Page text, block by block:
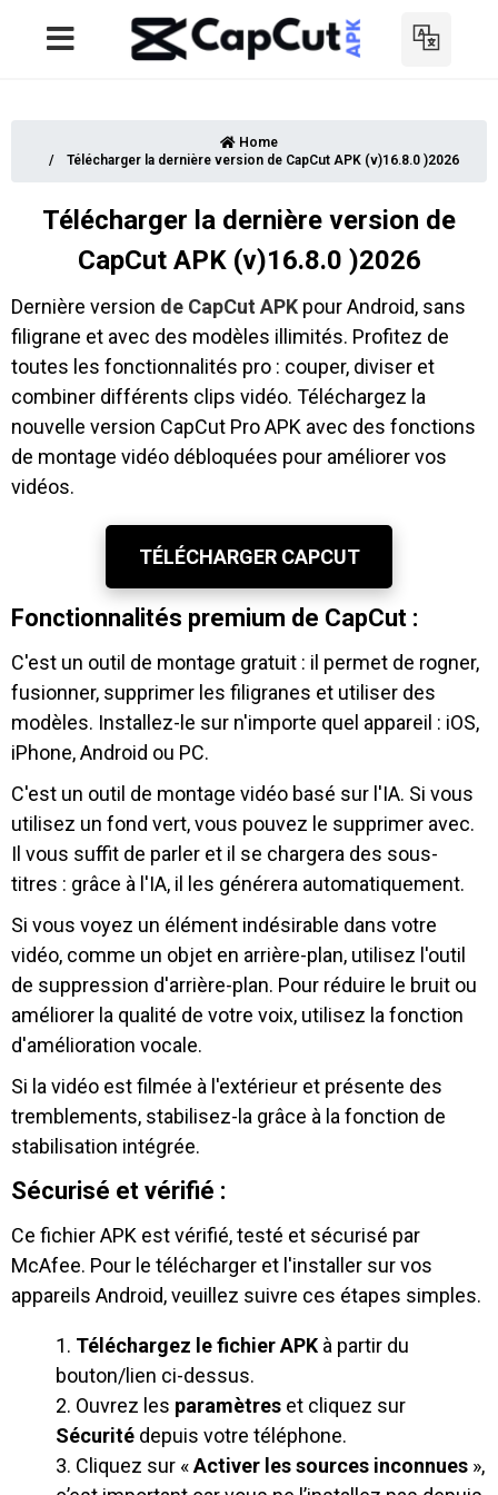
Home
Télécharger la dernière version de CapCut APK (v)16.8.0 )2026
Télécharger la dernière version de
CapCut APK (v)16.8.0 )2026
Dernière version de CapCut APK pour Android, sans
filigrane et avec des modèles illimités. Profitez de
toutes les fonctionnalités pro : couper, diviser et
combiner différents clips vidéo. Téléchargez la
nouvelle version CapCut Pro APK avec des fonctions
de montage vidéo débloquées pour améliorer vos
vidéos.
TÉLÉCHARGER CAPCUT
Fonctionnalités premium de CapCut :
C'est un outil de montage gratuit : il permet de rogner,
fusionner, supprimer les filigranes et utiliser des
modèles. Installez-le sur n'importe quel appareil : iOS,
iPhone, Android ou PC.
C'est un outil de montage vidéo basé sur l'IA. Si vous
utilisez un fond vert, vous pouvez le supprimer avec.
Il vous suffit de parler et il se chargera des sous-
titres : grâce à l'IA, il les générera automatiquement.
Si vous voyez un élément indésirable dans votre
vidéo, comme un objet en arrière-plan, utilisez l'outil
de suppression d'arrière-plan. Pour réduire le bruit ou
améliorer la qualité de votre voix, utilisez la fonction
d'amélioration vocale.
Si la vidéo est filmée à l'extérieur et présente des
tremblements, stabilisez-la grâce à la fonction de
stabilisation intégrée.
Sécurisé et vérifié :
Ce fichier APK est vérifié, testé et sécurisé par
McAfee. Pour le télécharger et l'installer sur vos
appareils Android, veuillez suivre ces étapes simples.
Téléchargez le fichier APK à partir du
bouton/lien ci-dessus.
Ouvrez les paramètres et cliquez sur
Sécurité depuis votre téléphone.
Cliquez sur «Activer les sources inconnues »,